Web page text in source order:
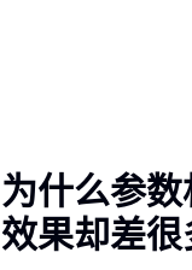
为什么参
效果却差很